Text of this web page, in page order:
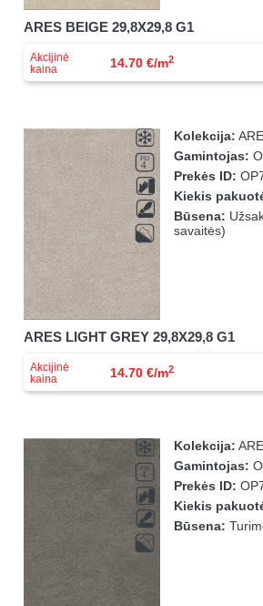
ARES BEIGE 29,8X29,8 G1
Akcijinė
kaina
14.70 €/m2
Kolekcija:
Gamintojas:
Prekės ID:
Kiekis
Būsena:
savaitės)
ARES LIGHT GREY 29,8X29,8 G1
Akcijinė
kaina
14.70 €/m2
Kolekcija:
Gamintojas:
Prekės ID:
Kiekis
Būsena: